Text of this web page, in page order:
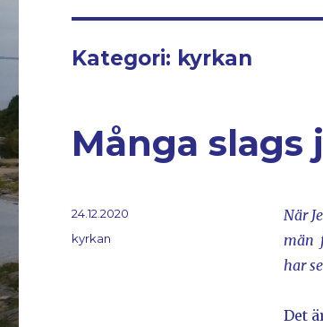
Kategori: kyrkan
Många slags
När
män
har
Det
Postat
24.12.2020
Kategorier
kyrkan